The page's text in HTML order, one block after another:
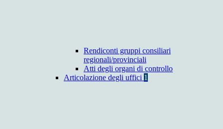
Rendiconti gruppi consiliari
regionali/provinciali
Atti degli organi di controllo
Articolazione degli uffici 1